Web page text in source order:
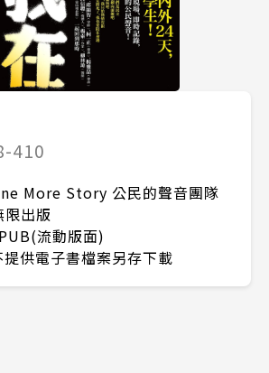
410
More Story 公民的聲音團隊
限出版
流動版面)
提供電子書檔案另存下載